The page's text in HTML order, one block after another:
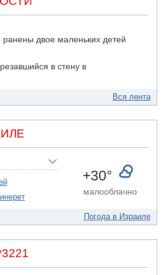
двое маленьких детей
в стену в
в хостеле - Гильбоа
подозреваемого в
лишение налоговых льгот
врезался в забор и серьезно
о ранении солдата
Вся лента
+30°
малооблачно
Погода в Израиле